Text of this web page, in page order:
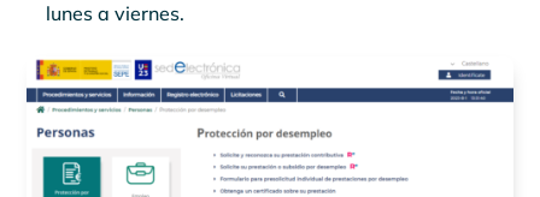
lunes a viernes.